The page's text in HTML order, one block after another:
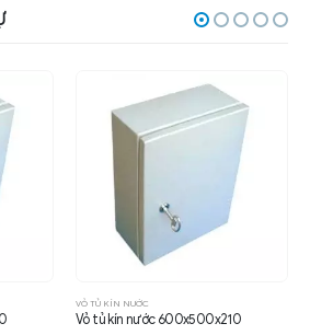
VỎ TỦ KÍN NƯỚC
Vỏ tủ kín nước 600x500x210